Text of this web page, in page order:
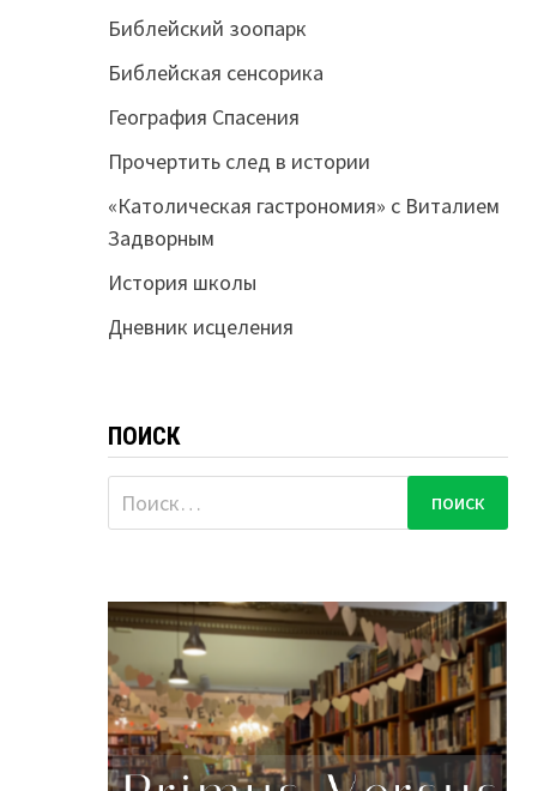
Библейский зоопарк
Библейская сенсорика
География Спасения
Прочертить след в истории
«Католическая гастрономия» с Виталием
Задворным
История школы
Дневник исцеления
ПОИСК
Найти: